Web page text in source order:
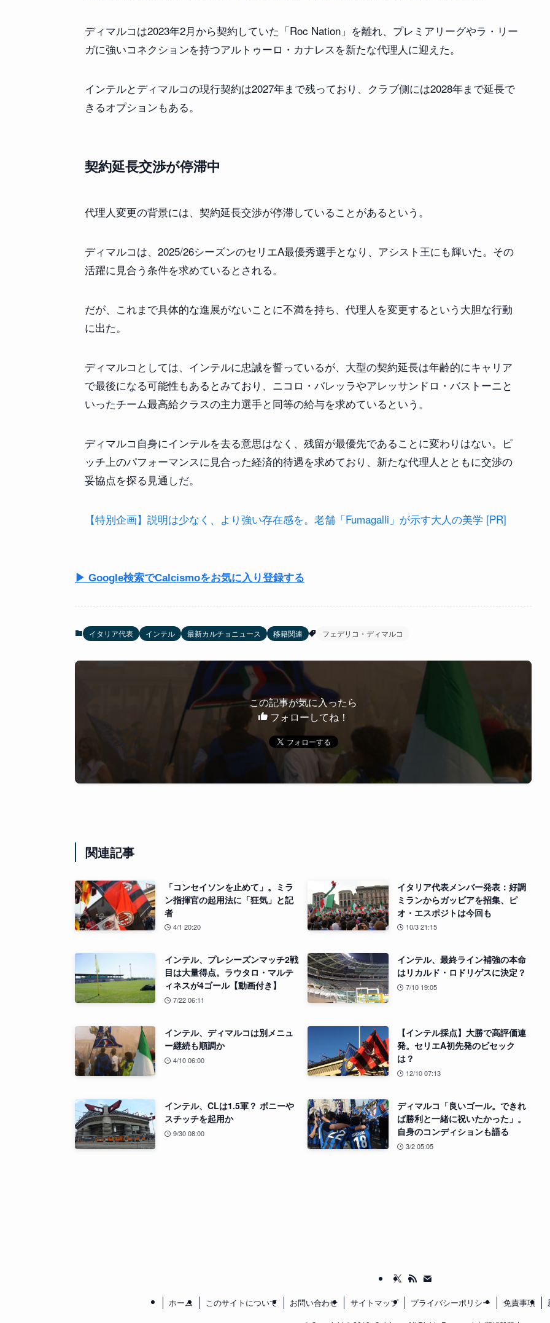
ディマルコは2023年2月から契約していた「Roc Nation」を離れ、プレミアリーグやラ・リー
ガに強いコネクションを持つアルトゥーロ・カナレスを新たな代理人に迎えた。
インテルとディマルコの現行契約は2027年まで残っており、クラブ側には2028年まで延長で
きるオプションもある。
契約延長交渉が停滞中
代理人変更の背景には、契約延長交渉が停滞していることがあるという。
ディマルコは、2025/26シーズンのセリエA最優秀選手となり、アシスト王にも輝いた。その
活躍に見合う条件を求めているとされる。
だが、これまで具体的な進展がないことに不満を持ち、代理人を変更するという大胆な行動
に出た。
ディマルコとしては、インテルに忠誠を誓っているが、大型の契約延長は年齢的にキャリア
で最後になる可能性もあるとみており、ニコロ・バレッラやアレッサンドロ・バストーニと
いったチーム最高給クラスの主力選手と同等の給与を求めているという。
ディマルコ自身にインテルを去る意思はなく、残留が最優先であることに変わりはない。ピ
ッチ上のパフォーマンスに見合った経済的待遇を求めており、新たな代理人とともに交渉の
妥協点を探る見通しだ。
【特別企画】説明は少なく、より強い存在感を。老舗「Fumagalli」が示す大人の美学 [PR]
▶ Google検索でCalcismoをお気に入り登録する
イタリア代表 インテル 最新カルチョニュース 移籍関連 フェデリコ・ディマルコ
この記事が気に入ったら
フォローしてね！
関連記事
「コンセイソンを止めて」。ミラ
ン指揮官の起用法に「狂気」と記
者
4/1 20:20
イタリア代表メンバー発表：好調
ミランからガッビアを招集、ピ
オ・エスポジトは今回も
10/3 21:15
インテル、プレシーズンマッチ2戦
目は大量得点。ラウタロ・マルテ
ィネスが4ゴール【動画付き】
7/22 06:11
インテル、最終ライン補強の本命
はリカルド・ロドリゲスに決定？
7/10 19:05
インテル、ディマルコは別メニュ
ー継続も順調か
4/10 06:00
【インテル採点】大勝で高評価連
発。セリエA初先発のビセック
は？
12/10 07:13
インテル、CLは1.5軍？ ボニーや
スチッチを起用か
9/30 08:00
ディマルコ「良いゴール。できれ
ば勝利と一緒に祝いたかった」。
自身のコンディションも語る
3/2 05:05
ホーム このサイトについて お問い合わせ サイトマップ プライバシーポリシー 免責事項